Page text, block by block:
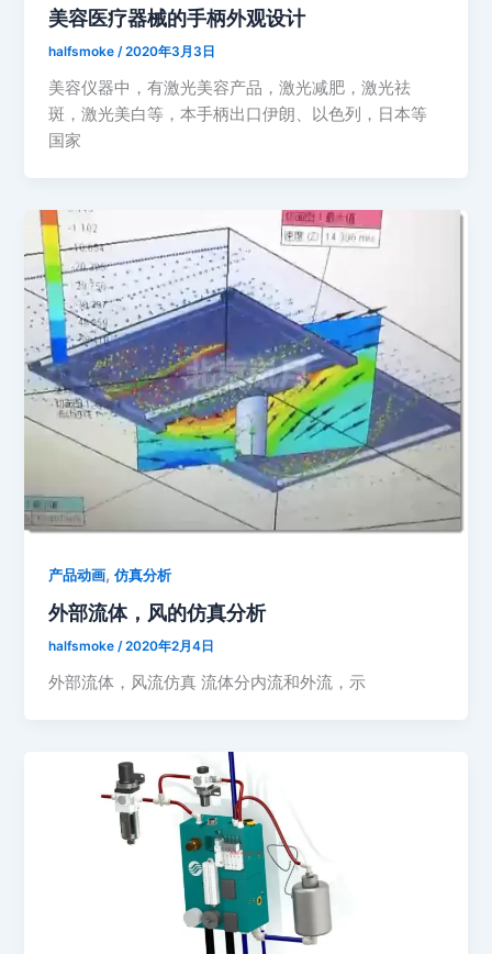
美容医疗器械的手柄外观设计
halfsmoke/2020年3月3日
美容仪器中，有激光美容产品，激光减肥，激光祛
斑，激光美白等，本手柄出口伊朗、以色列，日本等
国家
产品动画,仿真分析
外部流体，风的仿真分析
halfsmoke/2020年2月4日
外部流体，风流仿真 流体分内流和外流，示